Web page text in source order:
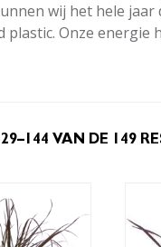
wij het hele
Onze
VAN DE 149